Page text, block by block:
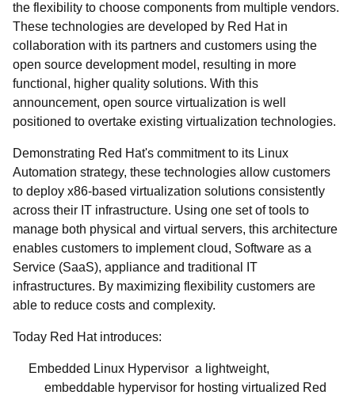
the flexibility to choose components from multiple vendors.
These technologies are developed by Red Hat in
collaboration with its partners and customers using the
open source development model, resulting in more
functional, higher quality solutions. With this
announcement, open source virtualization is well
positioned to overtake existing virtualization technologies.
Demonstrating Red Hat's commitment to its Linux
Automation strategy, these technologies allow customers
to deploy x86-based virtualization solutions consistently
across their IT infrastructure. Using one set of tools to
manage both physical and virtual servers, this architecture
enables customers to implement cloud, Software as a
Service (SaaS), appliance and traditional IT
infrastructures. By maximizing flexibility customers are
able to reduce costs and complexity.
Today Red Hat introduces:
Embedded Linux Hypervisor  a lightweight,
embeddable hypervisor for hosting virtualized Red